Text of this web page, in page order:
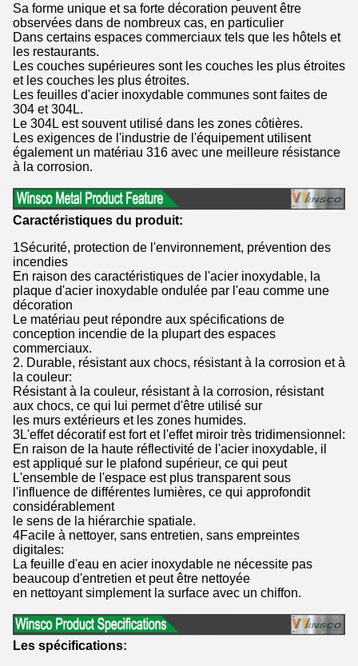
Sa forme unique et sa forte décoration peuvent être
observées dans de nombreux cas, en particulier
Dans certains espaces commerciaux tels que les hôtels et
les restaurants.
Les couches supérieures sont les couches les plus étroites
et les couches les plus étroites.
Les feuilles d'acier inoxydable communes sont faites de
304 et 304L.
Le 304L est souvent utilisé dans les zones côtières.
Les exigences de l'industrie de l'équipement utilisent
également un matériau 316 avec une meilleure résistance
à la corrosion.
Caractéristiques du produit:
1Sécurité, protection de l'environnement, prévention des
incendies
En raison des caractéristiques de l'acier inoxydable, la
plaque d'acier inoxydable ondulée par l'eau comme une
décoration
Le matériau peut répondre aux spécifications de
conception incendie de la plupart des espaces
commerciaux.
2. Durable, résistant aux chocs, résistant à la corrosion et à
la couleur:
Résistant à la couleur, résistant à la corrosion, résistant
aux chocs, ce qui lui permet d'être utilisé sur
les murs extérieurs et les zones humides.
3L'effet décoratif est fort et l'effet miroir très tridimensionnel:
En raison de la haute réflectivité de l'acier inoxydable, il
est appliqué sur le plafond supérieur, ce qui peut
L'ensemble de l'espace est plus transparent sous
l'influence de différentes lumières, ce qui approfondit
considérablement
le sens de la hiérarchie spatiale.
4Facile à nettoyer, sans entretien, sans empreintes
digitales:
La feuille d'eau en acier inoxydable ne nécessite pas
beaucoup d'entretien et peut être nettoyée
en nettoyant simplement la surface avec un chiffon.
Les spécifications: